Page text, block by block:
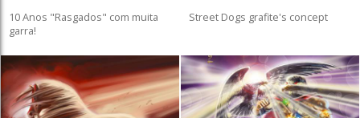
10 Anos "Rasgados" com muita
garra!
Street Dogs grafite's concept